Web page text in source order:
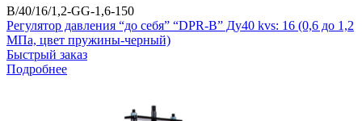
B/40/16/1,2-GG-1,6-150
Регулятор давления “до себя” “DPR-B” Ду40 kvs: 16 (0,6 до 1,2
МПа, цвет пружины-черный)
Быстрый заказ
Подробнее